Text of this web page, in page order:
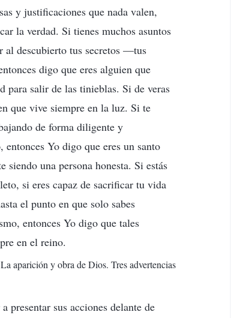
y justificaciones que nada valen,
la verdad. Si tienes muchos asuntos
al descubierto tus secretos —tus
digo que eres alguien que
salir de las tinieblas. Si de veras
que vive siempre en la luz. Si te
de forma diligente y
Yo digo que eres un santo
siendo una persona honesta. Si estás
si eres capaz de sacrificar tu vida
el punto en que solo sabes
entonces Yo digo que tales
en el reino.
aparición y obra de Dios. Tres advertencias
presentar sus acciones delante de